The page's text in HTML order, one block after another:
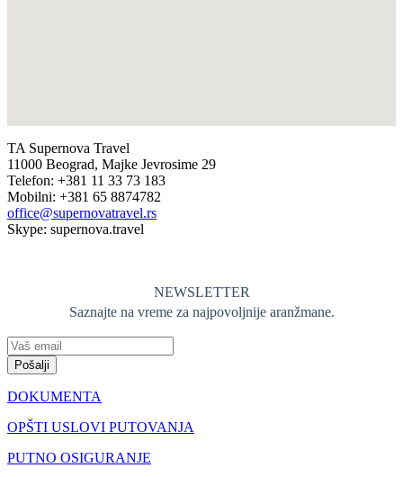
TA Supernova Travel
11000 Beograd, Majke Jevrosime 29
Telefon: +381 11 33 73 183
Mobilni: +381 65 8874782
office@supernovatravel.rs
Skype: supernova.travel
NEWSLETTER
Saznajte na vreme za najpovoljnije aranžmane.
Pošalji
DOKUMENTA
OPŠTI USLOVI PUTOVANJA
PUTNO OSIGURANJE